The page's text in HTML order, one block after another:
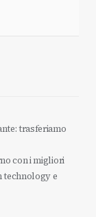
trasferiamo
con i migliori
e